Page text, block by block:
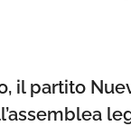
il partito